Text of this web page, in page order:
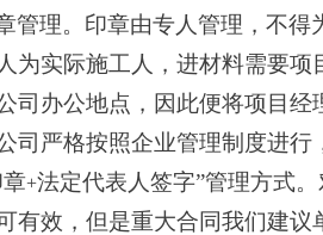
管理。印章由专人管理，不
为实际施工人，进材料需要
司办公地点，因此便将项目
司严格按照企业管理制度进
章+法定代表人签字”管理方式
有效，但是重大合同我们建